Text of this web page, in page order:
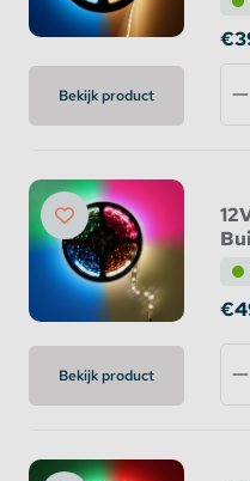
Bekijk product
Bekijk product